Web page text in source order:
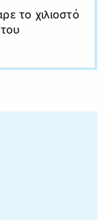
το χιλιοστό